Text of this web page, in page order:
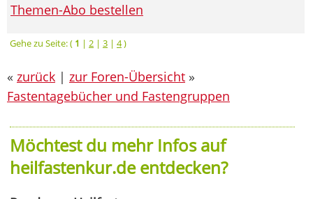
Themen-Abo bestellen
Gehe zu Seite: ( 1 | 2 | 3 | 4)
« zurück | zur Foren-Übersicht »
Fastentagebücher und Fastengruppen
Möchtest du mehr Infos auf
heilfastenkur.de entdecken?